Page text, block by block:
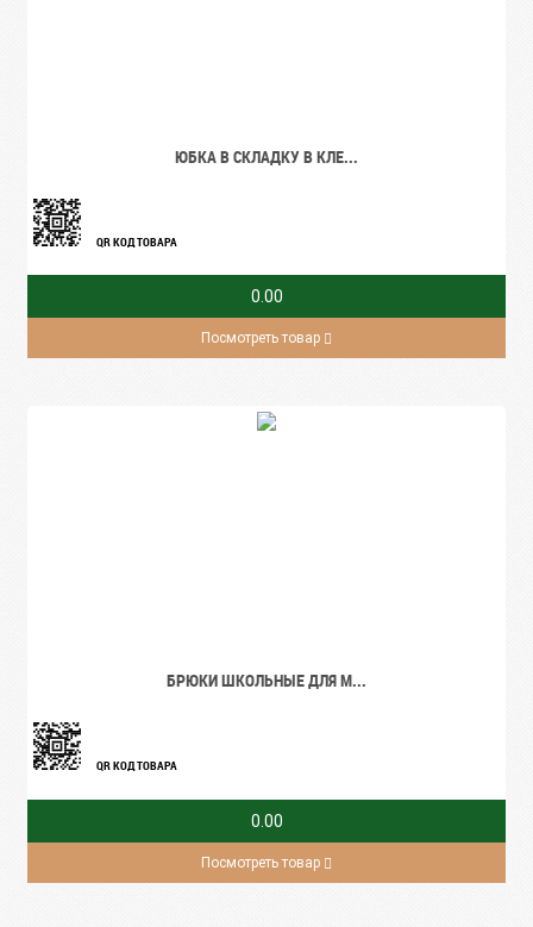
ЮБКА В СКЛАДКУ В КЛЕ...
QR КОД ТОВАРА
0.00
Посмотреть товар
БРЮКИ ШКОЛЬНЫЕ ДЛЯ М...
QR КОД ТОВАРА
0.00
Посмотреть товар